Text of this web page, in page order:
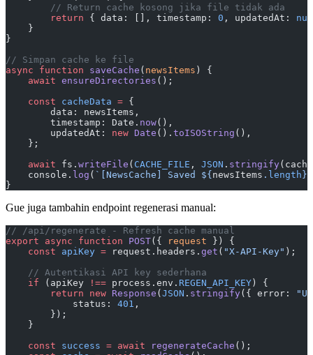
        // Return cache kosong jika file tidak ada
        return
{ data: [], timestamp: 0 , updatedAt:
    }
}
// Simpan cache ke file
async function saveCache ( newsItems ) {
    await
ensureDirectories ();
    const
cacheData = {
        data: newsItems,
        timestamp: Date.
now(),
        updatedAt:
new Date (). toISOString (),
    };
    await
fs. writeFile ( CACHE_FILE , JSON . stringify
    console.
log ( `[NewsCache] Saved ${ newsItems . length }
}
Gue juga tambahin endpoint regenerasi manual:
// /api/regenerate - Refresh cache manual
export async function POST({ request }) {
    const
apiKey = request.headers. get ( "X-API-Key" );
    // Autentikasi API key sederhana
    if
(apiKey !== process.env. REGEN_API_KEY ) {
        return
new Response ( JSON . stringify({ error:
            status:
401 ,
        });
    }
    const
success = await regenerateCache ();